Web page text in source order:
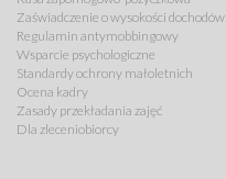
Zaświadczenie o wysokości dochodów
Regulamin antymobbingowy
Wsparcie psychologiczne
Standardy ochrony małoletnich
Ocena kadry
Zasady przekładania zajęć
Dla zleceniobiorcy